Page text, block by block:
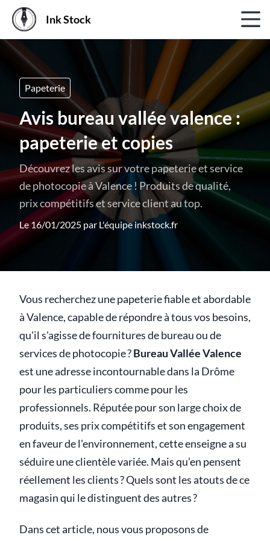
Ink Stock
Papeterie
Avis bureau vallée valence :
papeterie et copies
Découvrez les avis sur votre papeterie et service
de photocopie à Valence ! Produits de qualité,
prix compétitifs et service client au top.
Le 16/01/2025 par L'équipe inkstock.fr
Vous recherchez une papeterie fiable et abordable
à Valence, capable de répondre à tous vos besoins,
qu'il s'agisse de fournitures de bureau ou de
services de photocopie ?Bureau Vallée Valence
est une adresse incontournable dans la Drôme
pour les particuliers comme pour les
professionnels. Réputée pour son large choix de
produits, ses prix compétitifs et son engagement
en faveur de l'environnement, cette enseigne a su
séduire une clientèle variée. Mais qu’en pensent
réellement les clients ? Quels sont les atouts de ce
magasin qui le distinguent des autres ?
Dans cet article, nous vous proposons de